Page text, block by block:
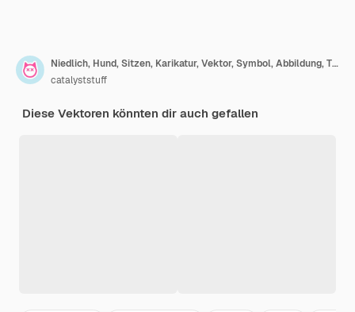
Niedlich, Hund, Sitzen, Karikatur, Vektor, Symbol, Abbildung, Tier, Natur, Symbol, Begriff, Freigestellt, Flat
catalyststuff
Diese Vektoren könnten dir auch gefallen